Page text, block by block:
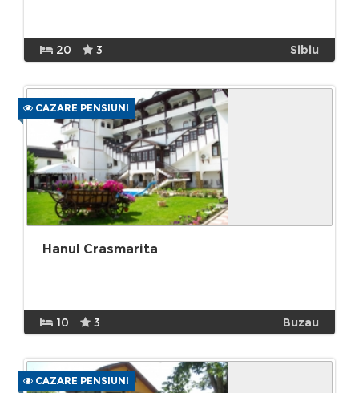
20 3 Sibiu
CAZARE PENSIUNI
Hanul Crasmarita
10 3 Buzau
CAZARE PENSIUNI